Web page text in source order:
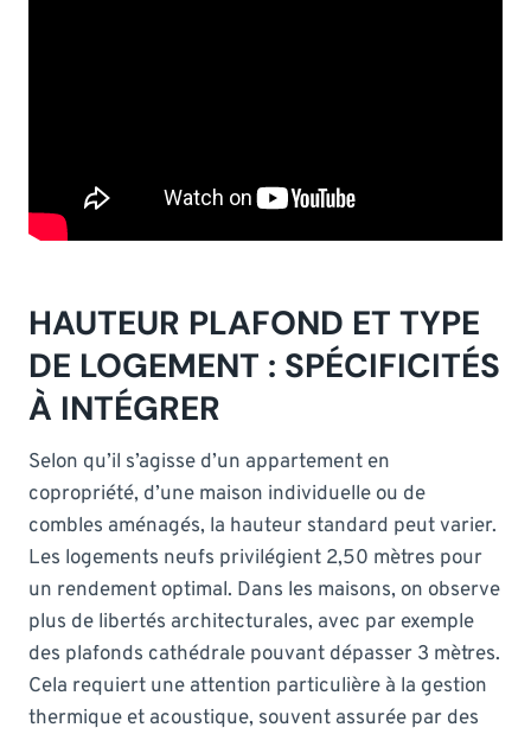
HAUTEUR PLAFOND ET TYPE
DE LOGEMENT : SPÉCIFICITÉS
À INTÉGRER
Selon qu’il s’agisse d’un appartement en
copropriété, d’une maison individuelle ou de
combles aménagés, la hauteur standard peut varier.
Les logements neufs privilégient 2,50 mètres pour
un rendement optimal. Dans les maisons, on observe
plus de libertés architecturales, avec par exemple
des plafonds cathédrale pouvant dépasser 3 mètres.
Cela requiert une attention particulière à la gestion
thermique et acoustique, souvent assurée par des